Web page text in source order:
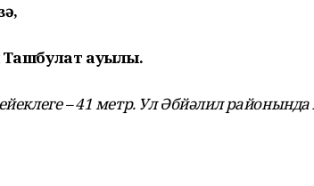
ауылы.
– 41 метр. Ул Әбйәлил